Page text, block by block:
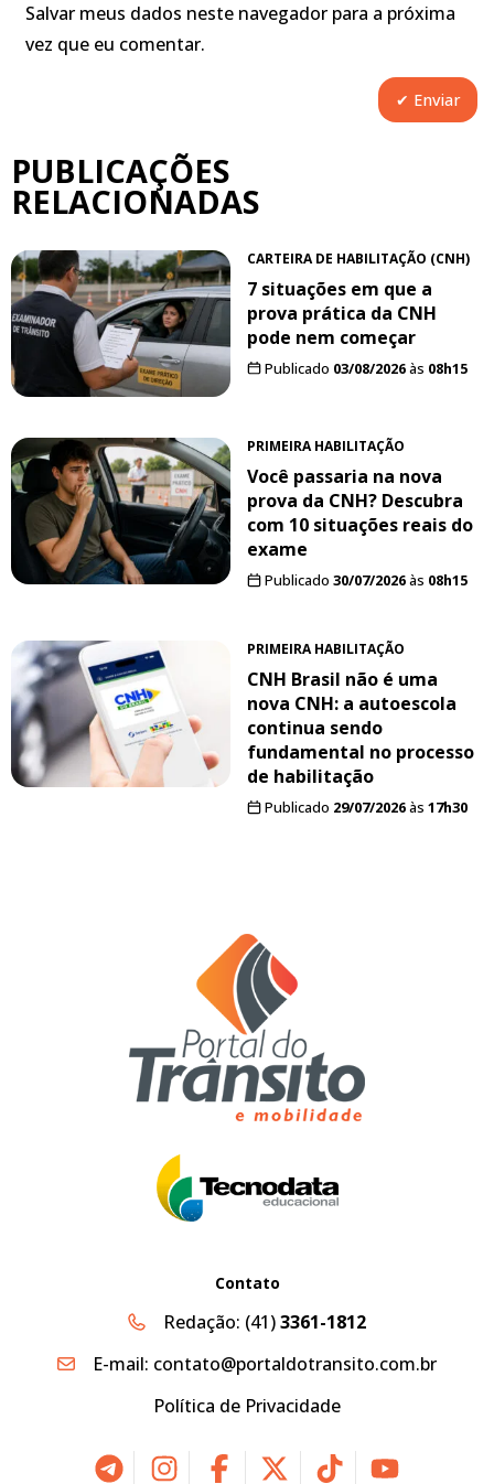
Salvar meus dados neste navegador para a próxima
vez que eu comentar.
PUBLICAÇÕES
RELACIONADAS
CARTEIRA DE HABILITAÇÃO (CNH)
7 situações em que a
prova prática da CNH
pode nem começar
Publicado 03/08/2026às 08h15
PRIMEIRA HABILITAÇÃO
Você passaria na nova
prova da CNH? Descubra
com 10 situações reais do
exame
Publicado 30/07/2026às 08h15
PRIMEIRA HABILITAÇÃO
CNH Brasil não é uma
nova CNH: a autoescola
continua sendo
fundamental no processo
de habilitação
Publicado 29/07/2026às 17h30
Contato
Redação: (41)3361-1812
E-mail: contato@portaldotransito.com.br
Política de Privacidade